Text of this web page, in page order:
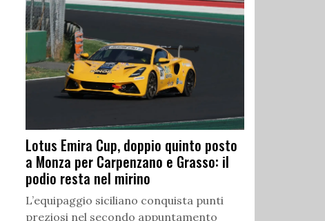
Lotus Emira Cup, doppio quinto posto
a Monza per Carpenzano e Grasso: il
podio resta nel mirino
L’equipaggio siciliano conquista punti
preziosi nel secondo appuntamento